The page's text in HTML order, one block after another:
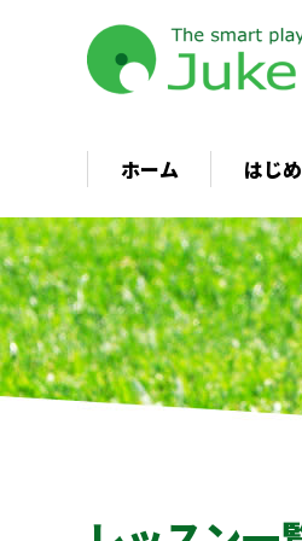
ホーム はじ
ジューク
特徴
会員種別